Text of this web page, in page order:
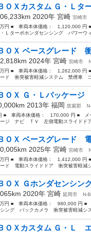
ＯＸカスタム Ｇ・Ｌ
2020年 宮崎 宮崎市
円 ■ 車両本体価格： 1,120,000 円
Ｌターボホンダセンシング パワーウ
ＯＸ ベースグレード
2024年 宮崎 宮崎市
円 ■ 車両本体価格： 1,262,000
ド 衝突被害軽減システム 禁煙車
ＯＸ Ｇ・Ｌパッケー
2013年 福岡 筑紫郡
■ 車両本体価格： 170,000 円 ■
ジ ナビ ＴＶ 左側電動スライドド
ＯＸ ベースグレード
2025年 宮崎 宮崎市
円 ■ 車両本体価格： 1,412,000
ド 電動スライドドア 衝突被害軽減
ＯＸ Ｇホンダセンシ
2020年 宮崎 延岡市
N-
円 ■ 車両本体価格： 980,000 円
ング バックカメラ 衝突被害軽減シ
ＯＸカスタム Ｇ・Ｌ